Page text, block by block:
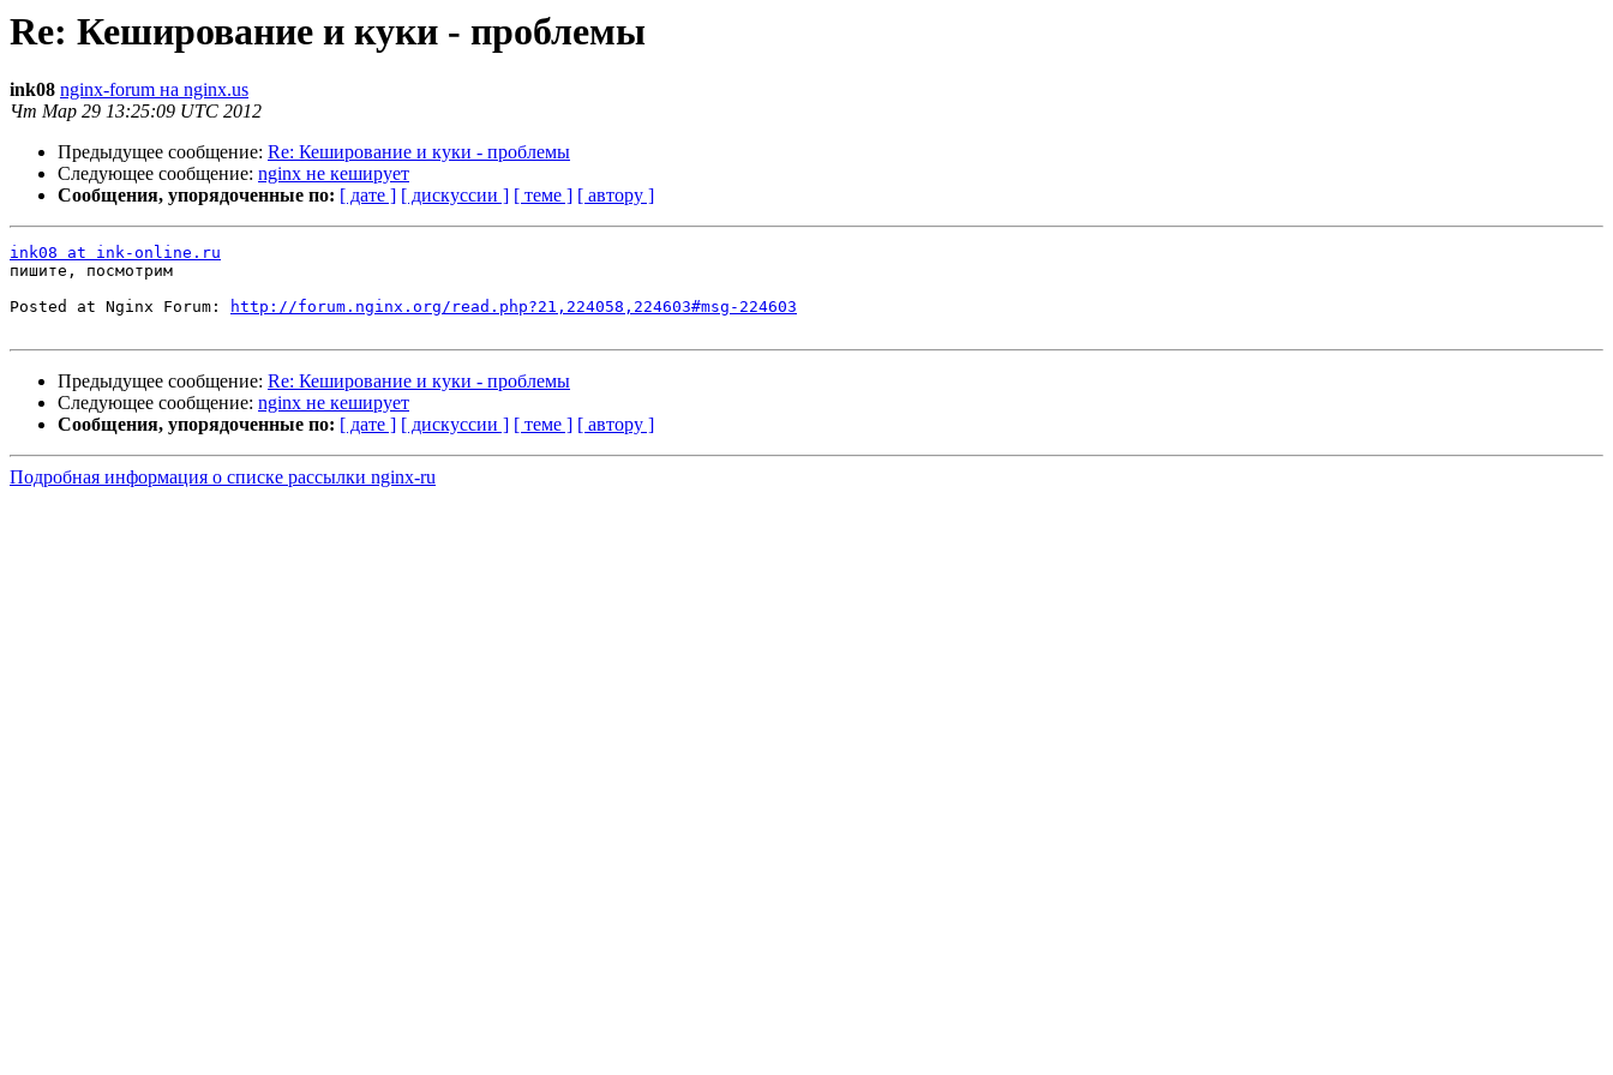
Re: Кеширование и куки - проблемы
ink08 nginx-forum на nginx.us
Чт Мар 29 13:25:09 UTC 2012
Предыдущее сообщение: Re: Кеширование и куки - проблемы
Следующее сообщение: nginx не кеширует
Сообщения, упорядоченные по: [ дате ] [ дискуссии ] [ теме ] [ автору ]
ink08 at ink-online.ru
пишите, посмотрим
Posted at Nginx Forum:
http://forum.nginx.org/read.php?21,224058,224603#msg-224603
Предыдущее сообщение: Re: Кеширование и куки - проблемы
Следующее сообщение: nginx не кеширует
Сообщения, упорядоченные по: [ дате ] [ дискуссии ] [ теме ] [ автору ]
Подробная информация о списке рассылки nginx-ru